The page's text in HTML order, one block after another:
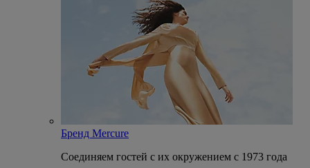
Бренд Mercure
Соединяем гостей с их окружением с 1973 года